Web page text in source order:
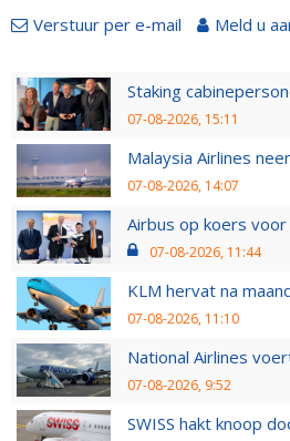
Verstuur per e-mail Meld u
Staking
07-08-2026, 15:11
Malaysia Airlines
07-08-2026, 14:07
Airbus op koers
07-08-2026, 11:44
KLM hervat na
07-08-2026, 11:10
National Airlines
07-08-2026, 9:52
SWISS hakt knoop